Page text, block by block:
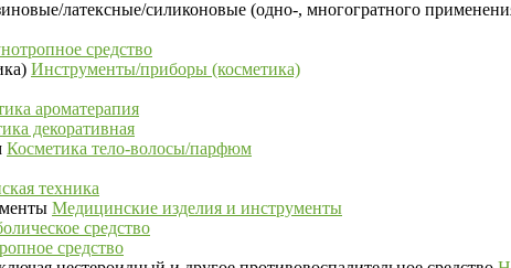
средство
Инструменты/приборы (косметика)
ароматерапия
декоративная
Косметика тело-волосы/парфюм
техника
Медицинские изделия и инструменты
средство
средство